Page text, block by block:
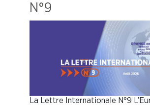
N°9
La Lettre Internationale N°9